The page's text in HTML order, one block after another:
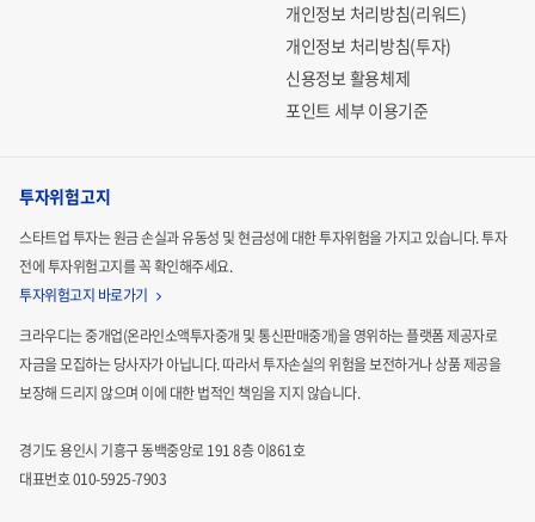
개인정보 처리방침(리워드)
개인정보 처리방침(투자)
신용정보 활용체제
포인트 세부 이용기준
투자위험고지
스타트업 투자는 원금 손실과 유동성 및 현금성에 대한 투자위험을 가지고 있습니다.투자
전에 투자위험고지를 꼭 확인해주세요.
투자위험고지 바로가기
크라우디는 중개업(온라인소액투자중개 및 통신판매중개)을 영위하는 플랫폼 제공자로
자금을 모집하는당사자가 아닙니다. 따라서 투자손실의 위험을 보전하거나 상품 제공을
보장해 드리지 않으며 이에 대한 법적인 책임을 지지 않습니다.
경기도 용인시 기흥구 동백중앙로 191 8층 이861호
대표번호 010-5925-7903